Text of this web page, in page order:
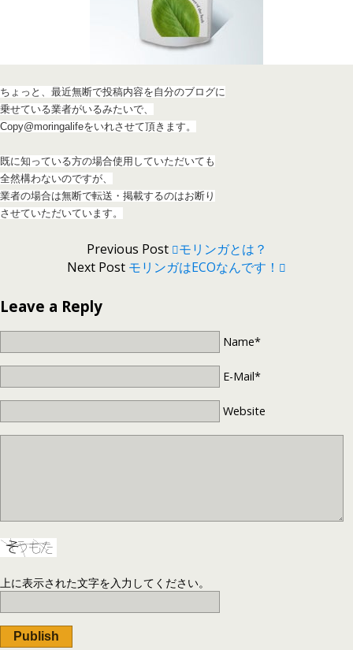
ちょっと、最近無断で投稿内容を自分のブログに
乗せている業者がいるみたいで、
Copy@moringalifeをいれさせて頂きます。
既に知っている方の場合使用していただいても
全然構わないのですが、
業者の場合は無断で転送・掲載するのはお断り
させていただいています。
Previous Post
モリンガとは？
Next Post モリンガはECOなんです！
Leave a Reply
Name*
E-Mail*
Website
上に表示された文字を入力してください。
Publish